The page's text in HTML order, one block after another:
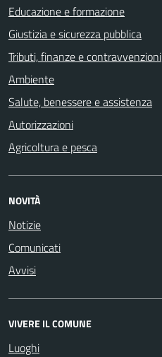
Educazione e formazione
Giustizia e sicurezza pubblica
Tributi, finanze e contravvenzioni
Ambiente
Salute, benessere e assistenza
Autorizzazioni
Agricoltura e pesca
NOVITÀ
Notizie
Comunicati
Avvisi
VIVERE IL COMUNE
Luoghi